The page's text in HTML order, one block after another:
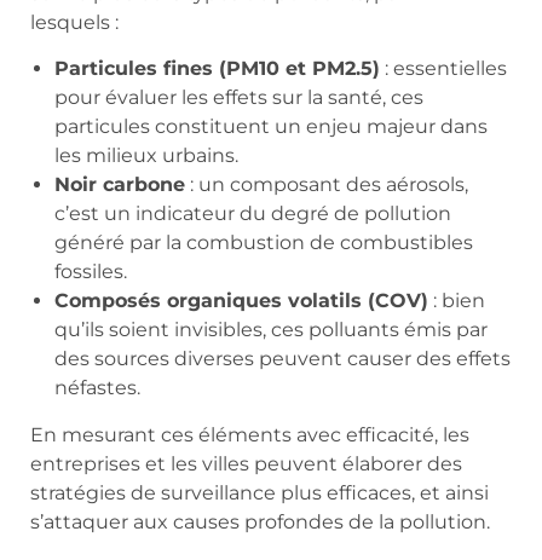
lesquels :
Particules fines (PM10 et PM2.5) : essentielles
pour évaluer les effets sur la santé, ces
particules constituent un enjeu majeur dans
les milieux urbains.
Noir carbone : un composant des aérosols,
c’est un indicateur du degré de pollution
généré par la combustion de combustibles
fossiles.
Composés organiques volatils (COV) : bien
qu’ils soient invisibles, ces polluants émis par
des sources diverses peuvent causer des effets
néfastes.
En mesurant ces éléments avec efficacité, les
entreprises et les villes peuvent élaborer des
stratégies de surveillance plus efficaces, et ainsi
s’attaquer aux causes profondes de la pollution.